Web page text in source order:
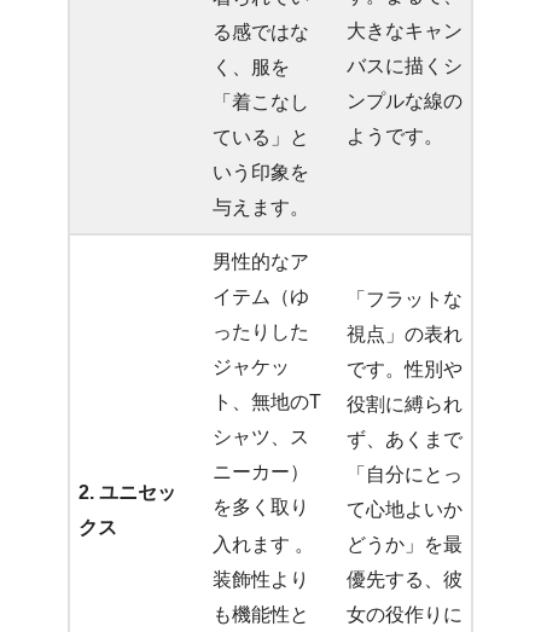
る感ではな
く、服を
「着こなし
ている」と
いう印象を
与えます。
大きなキャン
バスに描くシ
ンプルな線の
ようです。
2. ユニセッ
クス
男性的なア
イテム（ゆ
ったりした
ジャケッ
ト、無地のT
シャツ、ス
ニーカー）
を多く取り
入れます 。
装飾性より
も機能性と
「フラットな
視点」の表れ
です。性別や
役割に縛られ
ず、あくまで
「自分にとっ
て心地よいか
どうか」を最
優先する、彼
女の役作りに